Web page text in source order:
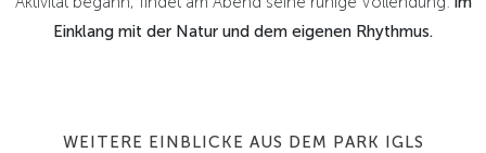
Einklang mit der Natur und dem eigenen Rhythmus.
WEITERE EINBLICKE AUS DEM PARK IGLS